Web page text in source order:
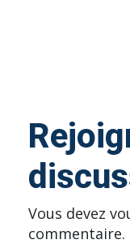
Vous devez
commentaire.